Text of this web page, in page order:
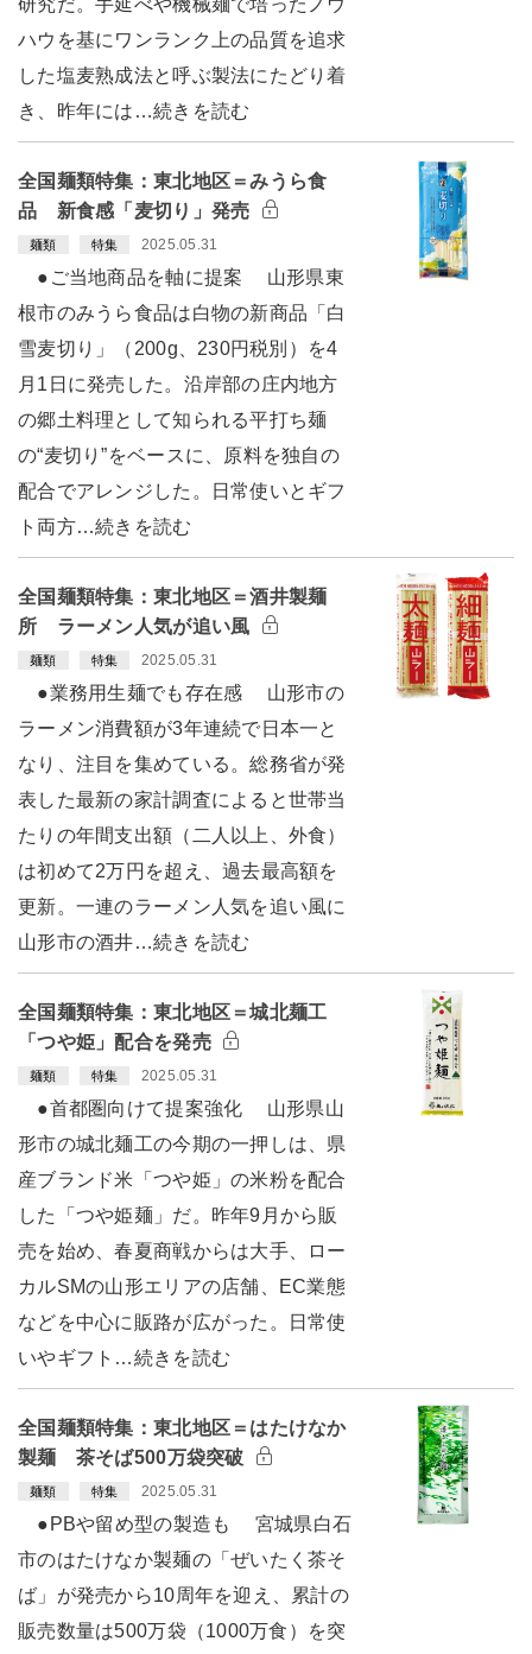
ハウを基にワンランク上の品質を追求
した塩麦熟成法と呼ぶ製法にたどり着
き、昨年には…続きを読む
全国麺類特集：東北地区＝みうら食
品 新食感「麦切り」発売
麺類 特集 2025.05.31
●ご当地商品を軸に提案 山形県東
根市のみうら食品は白物の新商品「白
雪麦切り」（200g、230円税別）を4
月1日に発売した。沿岸部の庄内地方
の郷土料理として知られる平打ち麺
の“麦切り”をベースに、原料を独自の
配合でアレンジした。日常使いとギフ
ト両方…続きを読む
全国麺類特集：東北地区＝酒井製麺
所 ラーメン人気が追い風
麺類 特集 2025.05.31
●業務用生麺でも存在感 山形市の
ラーメン消費額が3年連続で日本一と
なり、注目を集めている。総務省が発
表した最新の家計調査によると世帯当
たりの年間支出額（二人以上、外食）
は初めて2万円を超え、過去最高額を
更新。一連のラーメン人気を追い風に
山形市の酒井…続きを読む
全国麺類特集：東北地区＝城北麺工
「つや姫」配合を発売
麺類 特集 2025.05.31
●首都圏向けて提案強化 山形県山
形市の城北麺工の今期の一押しは、県
産ブランド米「つや姫」の米粉を配合
した「つや姫麺」だ。昨年9月から販
売を始め、春夏商戦からは大手、ロー
カルSMの山形エリアの店舗、EC業態
などを中心に販路が広がった。日常使
いやギフト…続きを読む
全国麺類特集：東北地区＝はたけなか
製麺 茶そば500万袋突破
麺類 特集 2025.05.31
●PBや留め型の製造も 宮城県白石
市のはたけなか製麺の「ぜいたく茶そ
ば」が発売から10周年を迎え、累計の
販売数量は500万袋（1000万食）を突